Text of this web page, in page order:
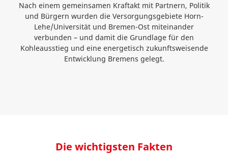
Nach einem gemeinsamen Kraftakt mit Partnern, Politik
und Bürgern wurden die Versorgungsgebiete Horn-
Lehe/Universität und Bremen-Ost miteinander
verbunden – und damit die Grundlage für den
Kohleausstieg und eine energetisch zukunftsweisende
Entwicklung Bremens gelegt.
Die wichtigsten Fakten